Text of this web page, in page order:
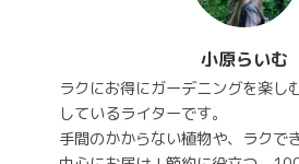
小原らいむ
ラクにお得にガーデニングを楽し
しているライターです。
手間のかからない植物や、ラクで